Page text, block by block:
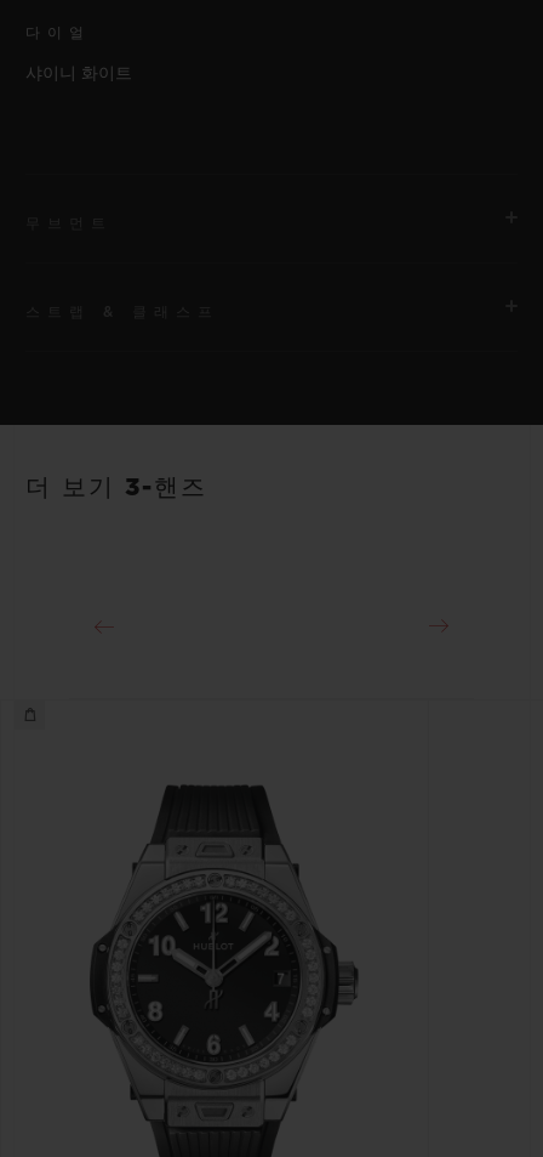
다이얼
샤이니 화이트
40시간
스트랩
더 보기 3-핸즈